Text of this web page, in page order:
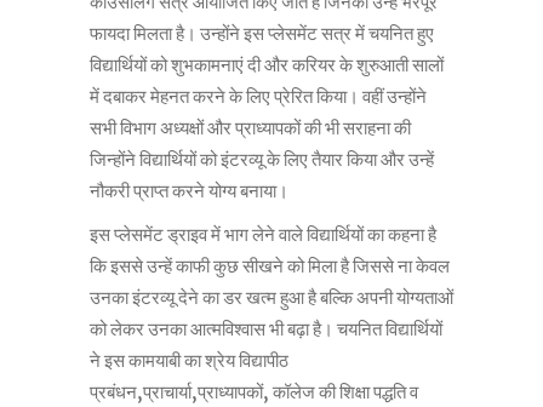
फायदा मिलता है। उन्होंने इस प्लेसमेंट सत्र में चयनित हुए
विद्यार्थियों को शुभकामनाएं दी और करियर के शुरुआती सालों
में दबाकर मेहनत करने के लिए प्रेरित किया। वहीं उन्होंने
सभी विभाग अध्यक्षों और प्राध्यापकों की भी सराहना की
जिन्होंने विद्यार्थियों को इंटरव्यू के लिए तैयार किया और उन्हें
नौकरी प्राप्त करने योग्य बनाया।
इस प्लेसमेंट ड्राइव में भाग लेने वाले विद्यार्थियों का कहना है
कि इससे उन्हें काफी कुछ सीखने को मिला है जिससे ना केवल
उनका इंटरव्यू देने का डर खत्म हुआ है बल्कि अपनी योग्यताओं
को लेकर उनका आत्मविश्वास भी बढ़ा है। चयनित विद्यार्थियों
ने इस कामयाबी का श्रेय विद्यापीठ
प्रबंधन,प्राचार्या,प्राध्यापकों, कॉलेज की शिक्षा पद्धति व